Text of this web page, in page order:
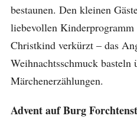
bestaunen. Den kleinen
liebevollen
Christkind verkürzt – das
Weihnachtsschmuck basteln
Märchenerzählungen.
Advent auf Burg